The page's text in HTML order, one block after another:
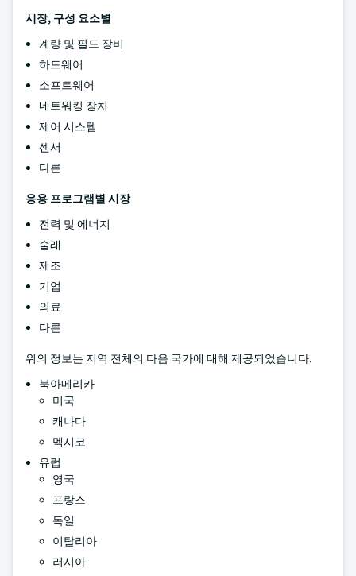
시장, 구성 요소별
계량 및 필드 장비
하드웨어
소프트웨어
네트워킹 장치
제어 시스템
센서
다른
응용 프로그램별 시장
전력 및 에너지
술래
제조
기업
의료
다른
위의 정보는 지역 전체의 다음 국가에 대해 제공되었습니다.
북아메리카
미국
캐나다
멕시코
유럽
영국
프랑스
독일
이탈리아
러시아